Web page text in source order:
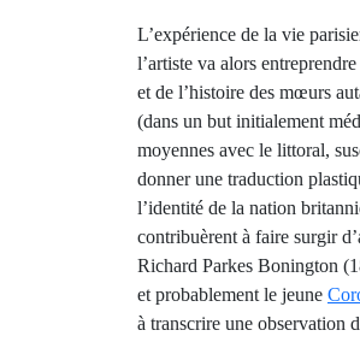
L’expérience de la vie
l’artiste va alors
et de l’histoire des mœurs
(dans un but initialement
moyennes avec le littoral,
donner une traduction
l’identité de la nation
contribuèrent à faire surgir
Richard Parkes Bonington
et probablement le jeune
à transcrire une observation